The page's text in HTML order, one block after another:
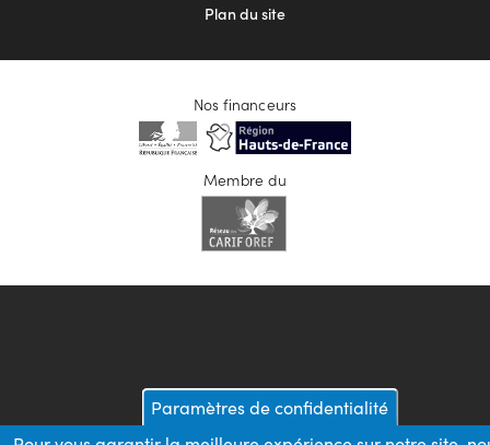
Plan du site
Nos financeurs
Membre du
Paramètres de confidentialité